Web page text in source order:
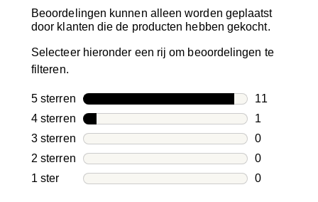
Beoordelingen kunnen alleen worden geplaatst
door klanten die de producten hebben gekocht.
Selecteer hieronder een rij om beoordelingen te
filteren.
5 sterren sterren
11
11
4 sterren sterren
1
1
3 sterren sterren
0
0
2 sterren sterren
0
0
1 ster sterren
0